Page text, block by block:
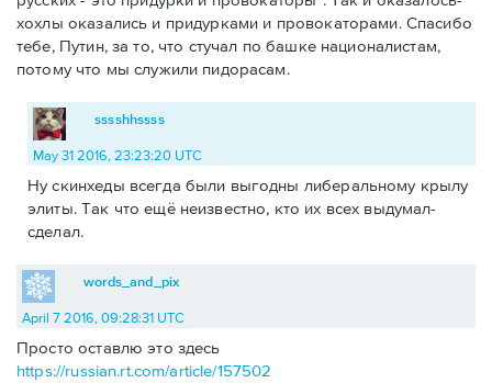
хохлы оказались и придурками и провокаторами. Спасибо
тебе, Путин, за то, что стучал по башке националистам,
потому что мы служили пидорасам.
sssshhssss
May 31 2016, 23:23:20 UTC
Ну скинхеды всегда были выгодны либеральному крылу
элиты. Так что ещё неизвестно, кто их всех выдумал-
сделал.
words_and_pix
April 7 2016, 09:28:31 UTC
Просто оставлю это здесь
https://russian.rt.com/article/157502